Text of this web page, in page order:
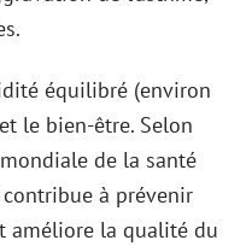
équilibré (environ
le bien-être. Selon
de la santé
à prévenir
améliore la qualité du